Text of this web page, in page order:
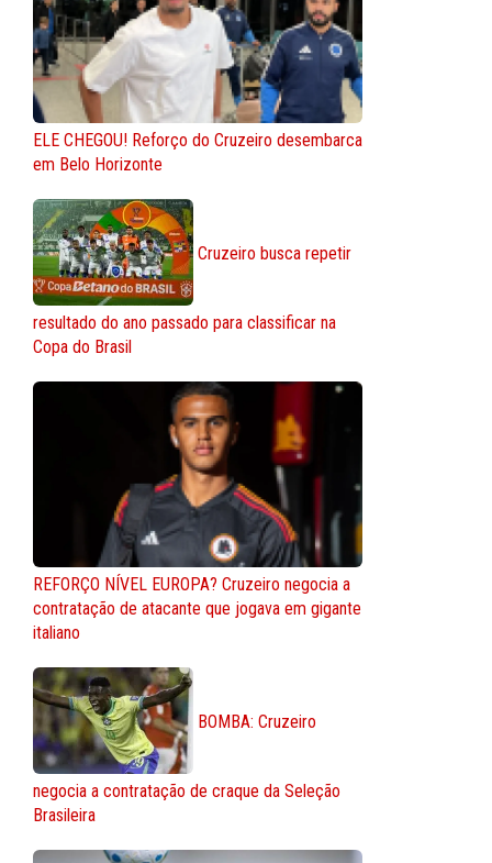
ELE CHEGOU! Reforço do Cruzeiro desembarca
em Belo Horizonte
Cruzeiro busca repetir
resultado do ano passado para classificar na
Copa do Brasil
REFORÇO NÍVEL EUROPA? Cruzeiro negocia a
contratação de atacante que jogava em gigante
italiano
BOMBA: Cruzeiro
negocia a contratação de craque da Seleção
Brasileira